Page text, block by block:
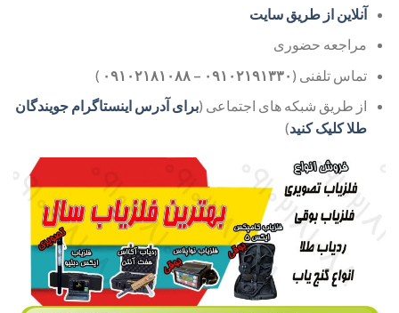
آنلاین از طریق سایت
مراجعه حضوری
تماس تلفنی ( ۰۹۱۰۲۱۹۱۳۳۰ – ۰۹۱۰۲۱۸۱۰۸۸
)
از طریق شبکه های اجتماعی (برای آدرس اینستاگرام جویندگان
طلا کلیک کنید)